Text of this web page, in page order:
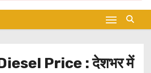
Price : देशभर में